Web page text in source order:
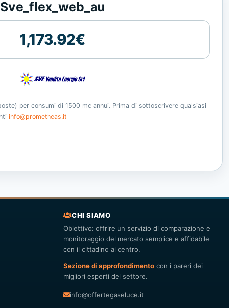
Sve_flex_web_au
1,173.92€
per consumi di 1500 mc annui. Prima di sottoscrivere qualsiasi
info@prometheas.it
CHI SIAMO
Obiettivo: offrire un servizio di comparazione e
monitoraggio del mercato semplice e affidabile
con il cittadino al centro.
Sezione di approfondimento con i pareri dei
migliori esperti del settore.
info@offertegaseluce.it